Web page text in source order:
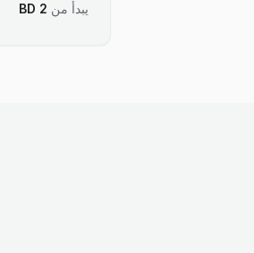
يبدأ من BD 2